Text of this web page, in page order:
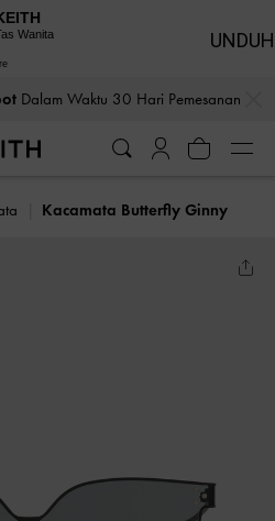
Dalam Waktu 30 Hari Pemesanan
Kacamata Butterfly Ginny
Wanita UNDUH